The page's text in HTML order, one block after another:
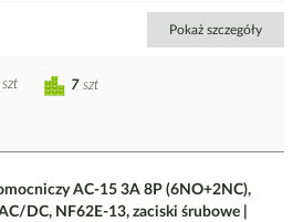
Pokaż szczegóły
7 szt
szt
AC-15 3A 8P (6NO+2NC),
DC, NF62E-13, zaciski śrubowe |